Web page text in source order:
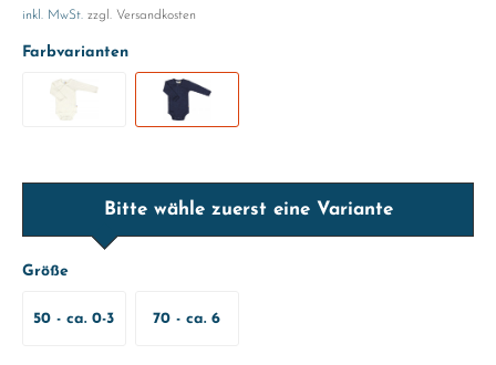
inkl. MwSt. zzgl. Versandkosten
Farbvarianten
Bitte wähle zuerst eine Variante
Größe
50 - ca. 0-3 70 - ca. 6